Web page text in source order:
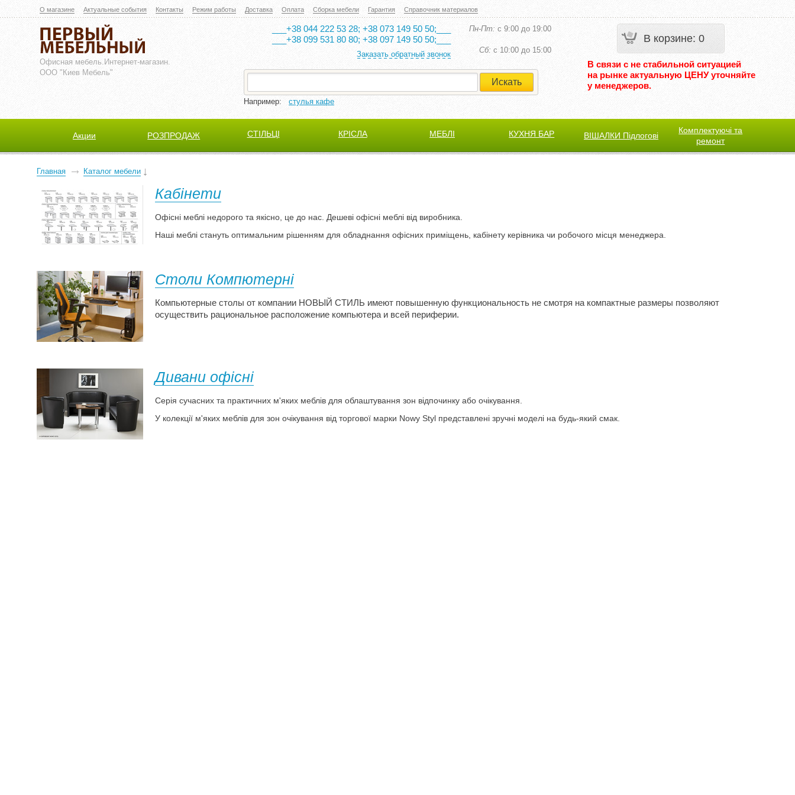
О магазине Актуальные события Контакты Режим работы Доставка Оплата Сборка мебели Гарантия Справочник материалов
Офисная мебель. Интернет-магазин.
ООО "Киев Мебель"
В корзине: 0
В связи с не стабильной ситуацией
на рынке актуальную ЦЕНУ уточняйте
у менеджеров.
___+38 044 222 53 28; +38 073 149 50 50;___
___+38 099 531 80 80; +38 097 149 50 50;___
Пн-Пт: с 9:00 до 19:00
Заказать обратный звонок Cб: с 10:00 до 15:00
Например: стулья кафе
Акции РОЗПРОДАЖ СТІЛЬЦІ КРІСЛА МЕБЛІ КУХНЯ БАР ВІШАЛКИ Підлогові
Комплектуючі та
ремонт
Главная Каталог мебели
Кабінети
Офісні меблі недорого та якісно, ​​це до нас. Дешеві офісні меблі від виробника.
Наші меблі стануть оптимальним рішенням для обладнання офісних приміщень, кабінету керівника чи робочого місця менеджера.
Столи Компютерні
Компьютерные столы от компании НОВЫЙ СТИЛЬ имеют повышенную функциональность не смотря на компактные размеры позволяют
осуществить рациональное расположение компьютера и всей периферии.
Дивани офісні
Серія сучасних та практичних м'яких меблів для облаштування зон відпочинку або очікування.
У колекції м'яких меблів для зон очікування від торгової марки Nowy Styl представлені зручні моделі на будь-який смак.